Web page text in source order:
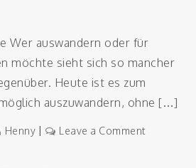
Wer auswandern oder für
möchte sieht sich so mancher
Heute ist es zum
auszuwandern, ohne […]
Henny Leave a Commenton